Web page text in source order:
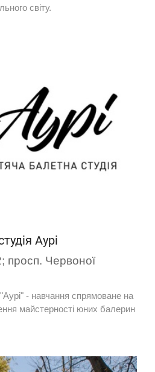
світу.
Аурі
просп. Червоної
- навчання спрямоване на
майстерності юних балерин